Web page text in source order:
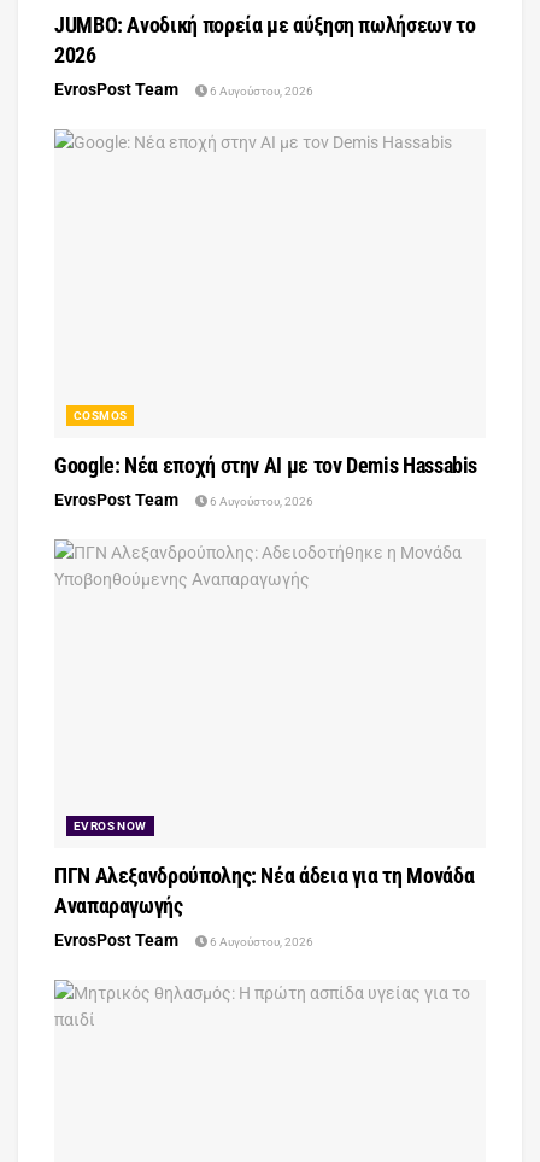
JUMBO: Ανοδική πορεία με αύξηση πωλήσεων το
2026
EvrosPost Team 6 Αυγούστου, 2026
COSMOS
Google: Νέα εποχή στην AI με τον Demis Hassabis
EvrosPost Team 6 Αυγούστου, 2026
EVROS NOW
ΠΓΝ Αλεξανδρούπολης: Νέα άδεια για τη Μονάδα
Αναπαραγωγής
EvrosPost Team 6 Αυγούστου, 2026